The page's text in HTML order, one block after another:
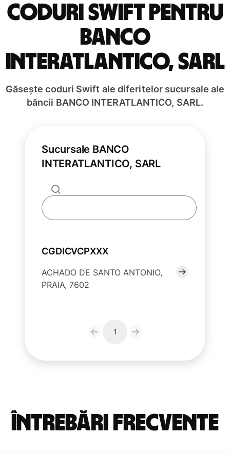
Coduri Swift pentru
BANCO
INTERATLANTICO, SARL
Găsește coduri Swift ale diferitelor sucursale ale
băncii BANCO INTERATLANTICO, SARL.
Sucursale BANCO
INTERATLANTICO, SARL
CGDICVCPXXX
ACHADO DE SANTO ANTONIO,
PRAIA, 7602
1
Întrebări frecvente